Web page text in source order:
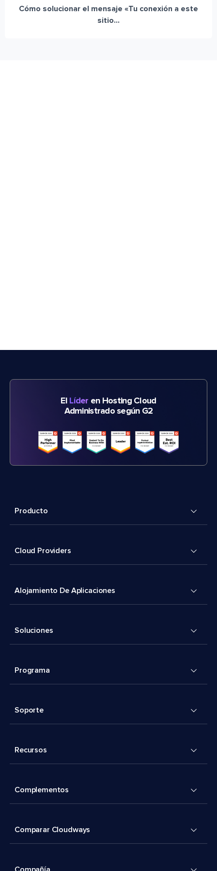
Cómo solucionar el mensaje «Tu conexión a este
sitio...
El Líder en Hosting Cloud
Administrado según G2
Producto
Cloud Providers
Alojamiento De Aplicaciones
Soluciones
Programa
Soporte
Recursos
Complementos
Comparar Cloudways